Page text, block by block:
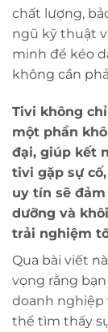
chất lượng,
ngũ kỹ thuật
minh để kéo
không cần
Tivi không
một phần
đại, giúp kết
tivi gặp sự
uy tín sẽ
dưỡng và
trải nghiệm
Qua bài viết
vọng rằng
doanh nghiệp
thể tìm thấy